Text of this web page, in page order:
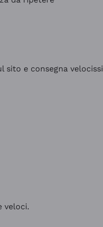
sito e consegna
veloci.